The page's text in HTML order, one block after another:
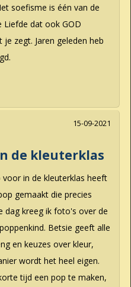
soefisme is één van de
Liefde dat ook GOD
zegt. Jaren geleden heb
15-09-2021
de kleuterklas
in de kleuterklas heeft
gemaakt die precies
dag kreeg ik foto's over de
Betsie geeft alle
en keuzes over kleur,
wordt het heel eigen.
tijd een pop te maken,